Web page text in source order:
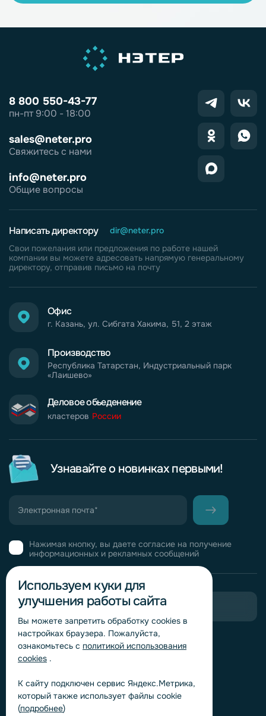
8 800 550-43-77
пн-пт 9:00 - 18:00
sales@neter.pro
Свяжитесь с нами
info@neter.pro
Общие вопросы
Деловое обьеденение
кластеров России
Производство
Республика Татарстан, Индустриальный парк
«Лаишево»
Офис
г. Казань, ул. Сибгата Хакима, 51, 2 этаж
Написать директору
dir@neter.pro
Свои пожелания или предложения по работе нашей
компании вы можете адресовать напрямую генеральному
директору, отправив письмо на почту
Узнавайте о новинках первыми!
Нажимая кнопку, вы даете согласие на получение
информационных и рекламных сообщений
Горячая линия комплаенс
Обработка персональных данных
Политика обработки файлов cookie
Согласие на обработку персональных данных
«Яндекс.Метрика»
Пригласить в тендер
Используем куки для
улучшения работы сайта
Вы можете запретить обработку сookies в
настройках браузера. Пожалуйста,
ознакомьтесь с политикой использования
cookies .
К сайту подключен сервис Яндекс.Метрика,
который также использует файлы cookie
(подробнее)